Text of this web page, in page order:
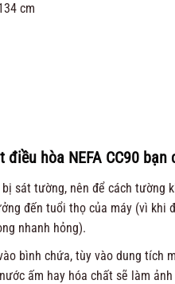
cm
điều hòa NEFA CC90 bạn
sát tường, nên để cách tường
đến tuổi thọ của máy (vì
nhanh hỏng).
bình chứa, tùy vào dung tích
ấm hay hóa chất sẽ làm